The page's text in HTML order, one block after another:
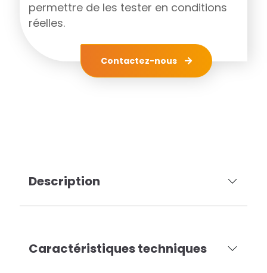
permettre de les tester en conditions
réelles.
Contactez-nous
Description
Caractéristiques techniques